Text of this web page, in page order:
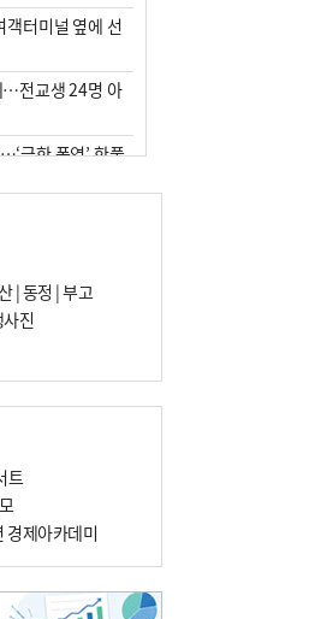
객터미널 옆에 선
…전교생 24명 아
극한 폭염’ 한풀
대포 연결해 서
7일
지’ 된 부산…
으로 확정, 해양
|동정 |부고
진
트
경제아카데미